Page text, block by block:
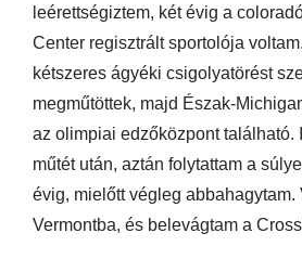
leérettségiztem, két évig a
Center regisztrált sportolója
kétszeres ágyéki csigolyatörést
megműtöttek, majd Észak-
az olimpiai edzőközpont található.
műtét után, aztán folytattam a
évig, mielőtt végleg abbahagytam.
Vermontba, és belevágtam a